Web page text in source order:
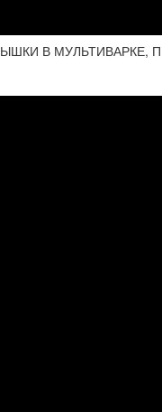
В МУЛЬТИВАРКЕ,